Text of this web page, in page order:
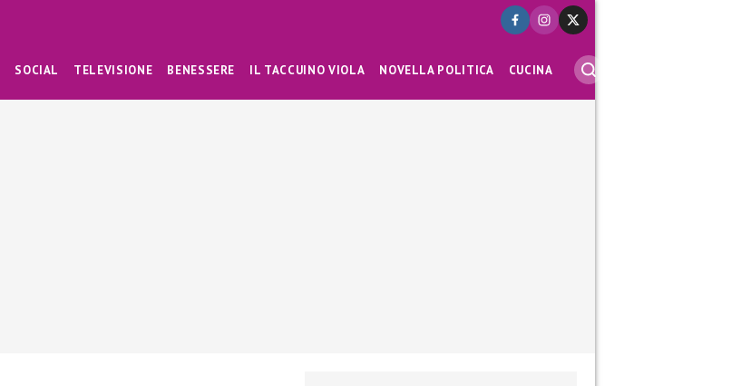
SOCIAL TELEVISIONE BENESSERE IL TACCUINO VIOLA NOVELLA POLITICA CUCINA